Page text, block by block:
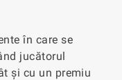
în care se
jucătorul
și cu un premiu